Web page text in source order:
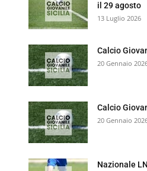
il 29 agosto
13 Luglio 2026
Calcio
20 Gennaio
Calcio
20 Gennaio
Nazionale